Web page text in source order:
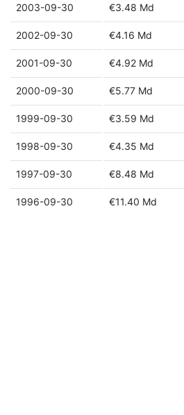
2003-09-30 €3.48 Md
2002-09-30 €4.16 Md
2001-09-30 €4.92 Md
2000-09-30 €5.77 Md
1999-09-30 €3.59 Md
1998-09-30 €4.35 Md
1997-09-30 €8.48 Md
1996-09-30 €11.40 Md